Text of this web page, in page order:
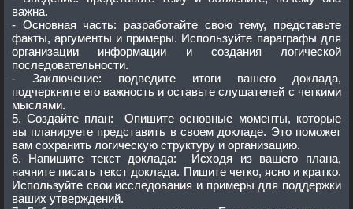
важна.
- Основная часть: разработайте свою тему, представьте
факты, аргументы и примеры. Используйте параграфы для
организации информации и создания логической
последовательности.
- Заключение: подведите итоги вашего доклада,
подчеркните его важность и оставьте слушателей с четкими
мыслями.
5. Создайте план: Опишите основные моменты, которые
вы планируете представить в своем докладе. Это поможет
вам сохранить логическую структуру и организацию.
6. Напишите текст доклада: Исходя из вашего плана,
начните писать текст доклада. Пишите четко, ясно и кратко.
Используйте свои исследования и примеры для поддержки
ваших утверждений.